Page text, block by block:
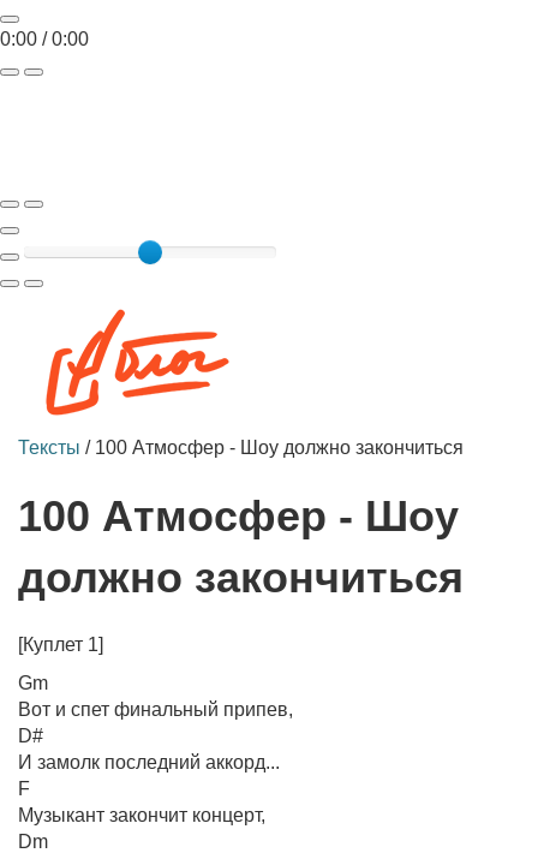
0:00 /0:00
Тексты / 100 Атмосфер - Шоу должно закончиться
100 Атмосфер - Шоу
должно закончиться
[Куплет 1]
Gm
Вот и спет финальный припев,
D#
И замолк последний аккорд...
F
Музыкант закончит концерт,
Dm